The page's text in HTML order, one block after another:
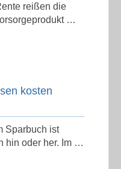
reißen die
…
kosten
Sparbuch ist
hin oder her. Im …